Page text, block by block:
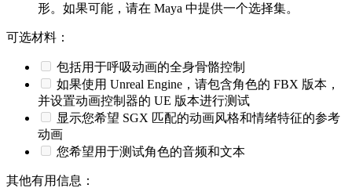
形。如果可能，请在 Maya 中提供一个选择集。
可选材料：
包括用于呼吸动画的全身骨骼控制
如果使用 Unreal Engine，请包含角色的 FBX 版本，
并设置动画控制器的 UE 版本进行测试
显示您希望 SGX 匹配的动画风格和情绪特征的参考
动画
您希望用于测试角色的音频和文本
其他有用信息：